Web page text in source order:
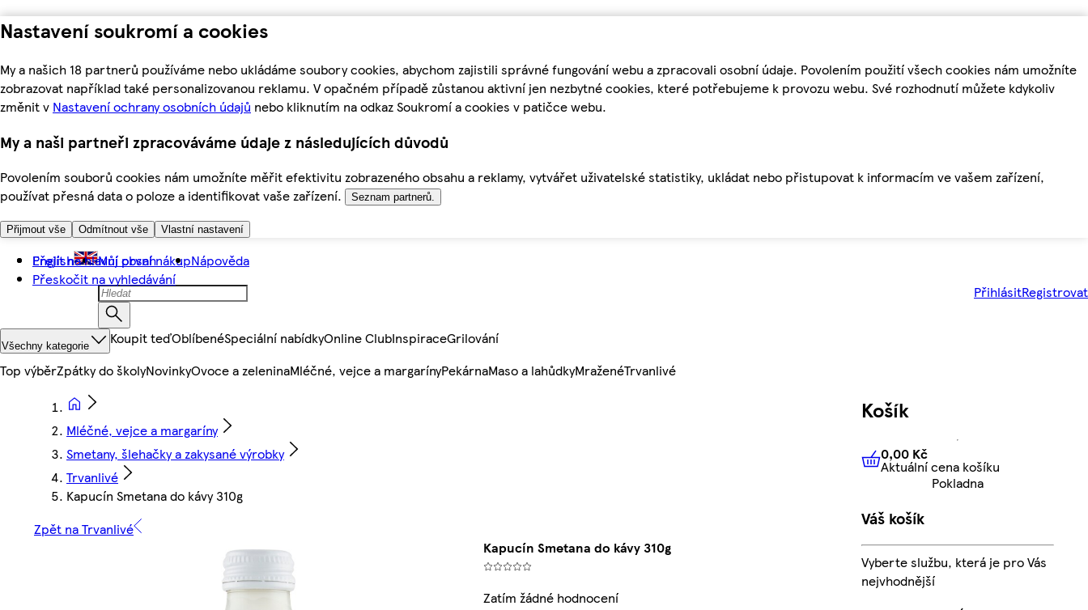
Nastavení soukromí a cookies
My a našich 18 partnerů používáme nebo ukládáme soubory cookies, abychom zajistili správné fungování webu a zpracovali osobní údaje. Povolením použití všech cookies nám umožníte
zobrazovat například také personalizovanou reklamu. V opačném případě zůstanou aktivní jen nezbytné cookies, které potřebujeme k provozu webu. Své rozhodnutí můžete kdykoliv
změnit v Nastavení ochrany osobních údajů nebo kliknutím na odkaz Soukromí a cookies v patičce webu.
My a naši partneři zpracováváme údaje z následujících důvodů
Povolením souborů cookies nám umožníte měřit efektivitu zobrazeného obsahu a reklamy, vytvářet uživatelské statistiky, ukládat nebo přistupovat k informacím ve vašem zařízení,
používat přesná data o poloze a identifikovat vaše zařízení.
Seznam partnerů.
Přijmout vše Odmítnout vše Vlastní nastavení
Přejít na hlavní obsah
Přeskočit na vyhledávání
English Můj první nákupNápověda
PřihlásitRegistrovat
Všechny kategorie Koupit teďOblíbenéSpeciální nabídkyOnline ClubInspiraceGrilování
Top výběrZpátky do školyNovinkyOvoce a zeleninaMléčné, vejce a margarínyPekárnaMaso a lahůdkyMraženéTrvanlivé
Mléčné, vejce a margaríny
Smetany, šlehačky a zakysané výrobky
Trvanlivé
Kapucín Smetana do kávy 310g
Zpět na Trvanlivé
Kapucín Smetana do kávy 310g
Zatím žádné hodnocení
Košík
0,00 KčAktuální cena košíku
0,00 Kč
Aktuální cena košíku
Pokladna
Váš košík
Vyberte službu, která je pro Vás
nejvhodnější